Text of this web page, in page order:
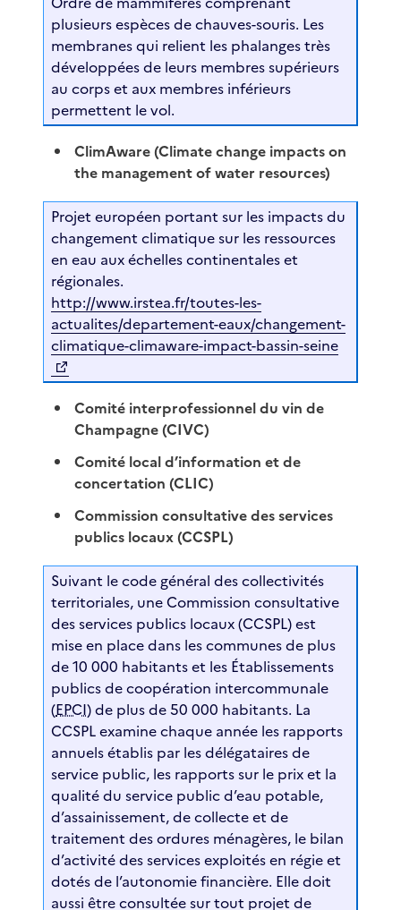
plusieurs espèces de chauves-souris. Les
membranes qui relient les phalanges très
développées de leurs membres supérieurs
au corps et aux membres inférieurs
permettent le vol.
ClimAware (Climate change impacts on
the management of water resources)
Projet européen portant sur les impacts du
changement climatique sur les ressources
en eau aux échelles continentales et
régionales.
http://www.irstea.fr/toutes-les-
actualites/departement-eaux/changement-
climatique-climaware-impact-bassin-seine
Comité interprofessionnel du vin de
Champagne (CIVC)
Comité local d’information et de
concertation (CLIC)
Commission consultative des services
publics locaux (CCSPL)
Suivant le code général des collectivités
territoriales, une Commission consultative
des services publics locaux (CCSPL) est
mise en place dans les communes de plus
de 10 000 habitants et les Établissements
publics de coopération intercommunale
(EPCI) de plus de 50 000 habitants. La
CCSPL examine chaque année les rapports
annuels établis par les délégataires de
service public, les rapports sur le prix et la
qualité du service public d’eau potable,
d’assainissement, de collecte et de
traitement des ordures ménagères, le bilan
d’activité des services exploités en régie et
dotés de l’autonomie financière. Elle doit
aussi être consultée sur tout projet de